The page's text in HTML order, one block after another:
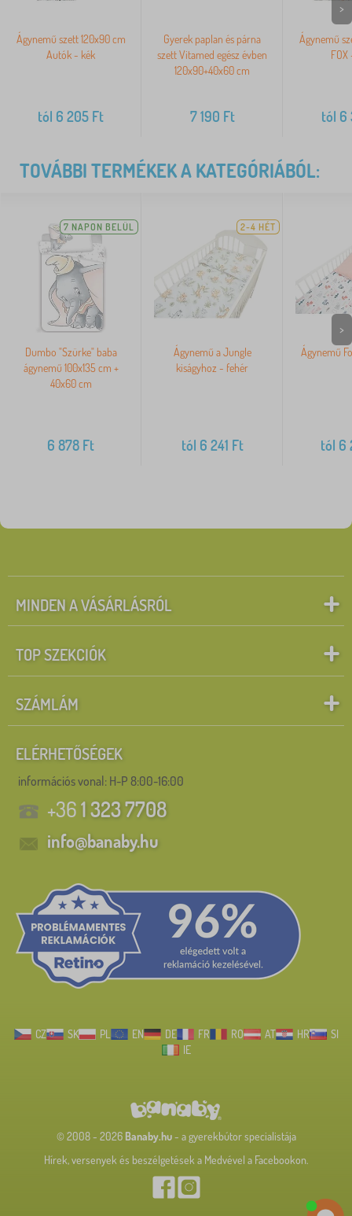
Ágynemű szett 120x90 cm
Autók - kék
tól 6 205 Ft
Gyerek paplan és párna
szett Vitamed egész évben
120x90+40x60 cm
7 190 Ft
Ágynemű
tól 6
>
TOVÁBBI TERMÉKEK A KATEGÓRIÁBÓL:
7 NAPON BELÜL
Dumbo "Szürke" baba
ágynemű 100x135 cm +
40x60 cm
6 878 Ft
2-4 HÉT
Ágynemű a Jungle
kiságyhoz - fehér
tól 6 241 Ft
Ágynemű
tól 6
>
MINDEN A VÁSÁRLÁSRÓL
TOP SZEKCIÓK
SZÁMLÁM
ELÉRHETŐSÉGEK
információs vonal: H-P 8:00-16:00
+361 323 7708
info@banaby.hu
CZ SK PL EN DE FR RO AT HR
SI
IE
© 2008 - 2026 Banaby.hu- a gyerekbútor specialistája
Hírek, versenyek és beszélgetések a Medvével a Facebookon.